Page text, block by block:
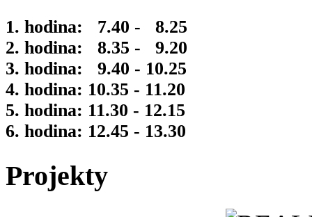
1. hodina: 7.40 - 8.25
2. hodina: 8.35 - 9.20
3. hodina: 9.40 - 10.25
4. hodina: 10.35 - 11.20
5. hodina: 11.30 - 12.15
6. hodina: 12.45 - 13.30
Projekty